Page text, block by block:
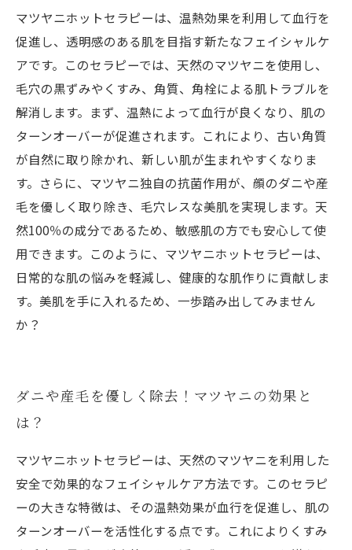
マツヤニホットセラピーは、温熱効果を利用して血行を
促進し、透明感のある肌を目指す新たなフェイシャルケ
アです。このセラピーでは、天然のマツヤニを使用し、
毛穴の黒ずみやくすみ、角質、角栓による肌トラブルを
解消します。まず、温熱によって血行が良くなり、肌の
ターンオーバーが促進されます。これにより、古い角質
が自然に取り除かれ、新しい肌が生まれやすくなりま
す。さらに、マツヤニ独自の抗菌作用が、顔のダニや産
毛を優しく取り除き、毛穴レスな美肌を実現します。天
然100％の成分であるため、敏感肌の方でも安心して使
用できます。このように、マツヤニホットセラピーは、
日常的な肌の悩みを軽減し、健康的な肌作りに貢献しま
す。美肌を手に入れるため、一歩踏み出してみません
か？
ダニや産毛を優しく除去！マツヤニの効果と
は？
マツヤニホットセラピーは、天然のマツヤニを利用した
安全で効果的なフェイシャルケア方法です。このセラピ
ーの大きな特徴は、その温熱効果が血行を促進し、肌の
ターンオーバーを活性化する点です。これによりくすみ